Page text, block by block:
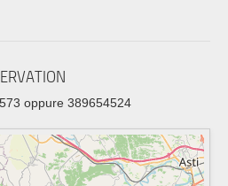
oppure 389654524